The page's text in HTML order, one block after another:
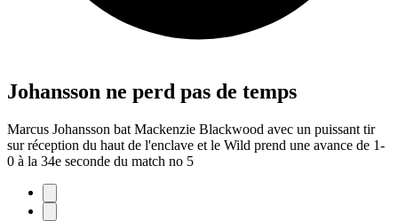
Johansson ne perd pas de temps
Marcus Johansson bat Mackenzie Blackwood avec un puissant tir
sur réception du haut de l'enclave et le Wild prend une avance de 1-
0 à la 34e seconde du match no 5